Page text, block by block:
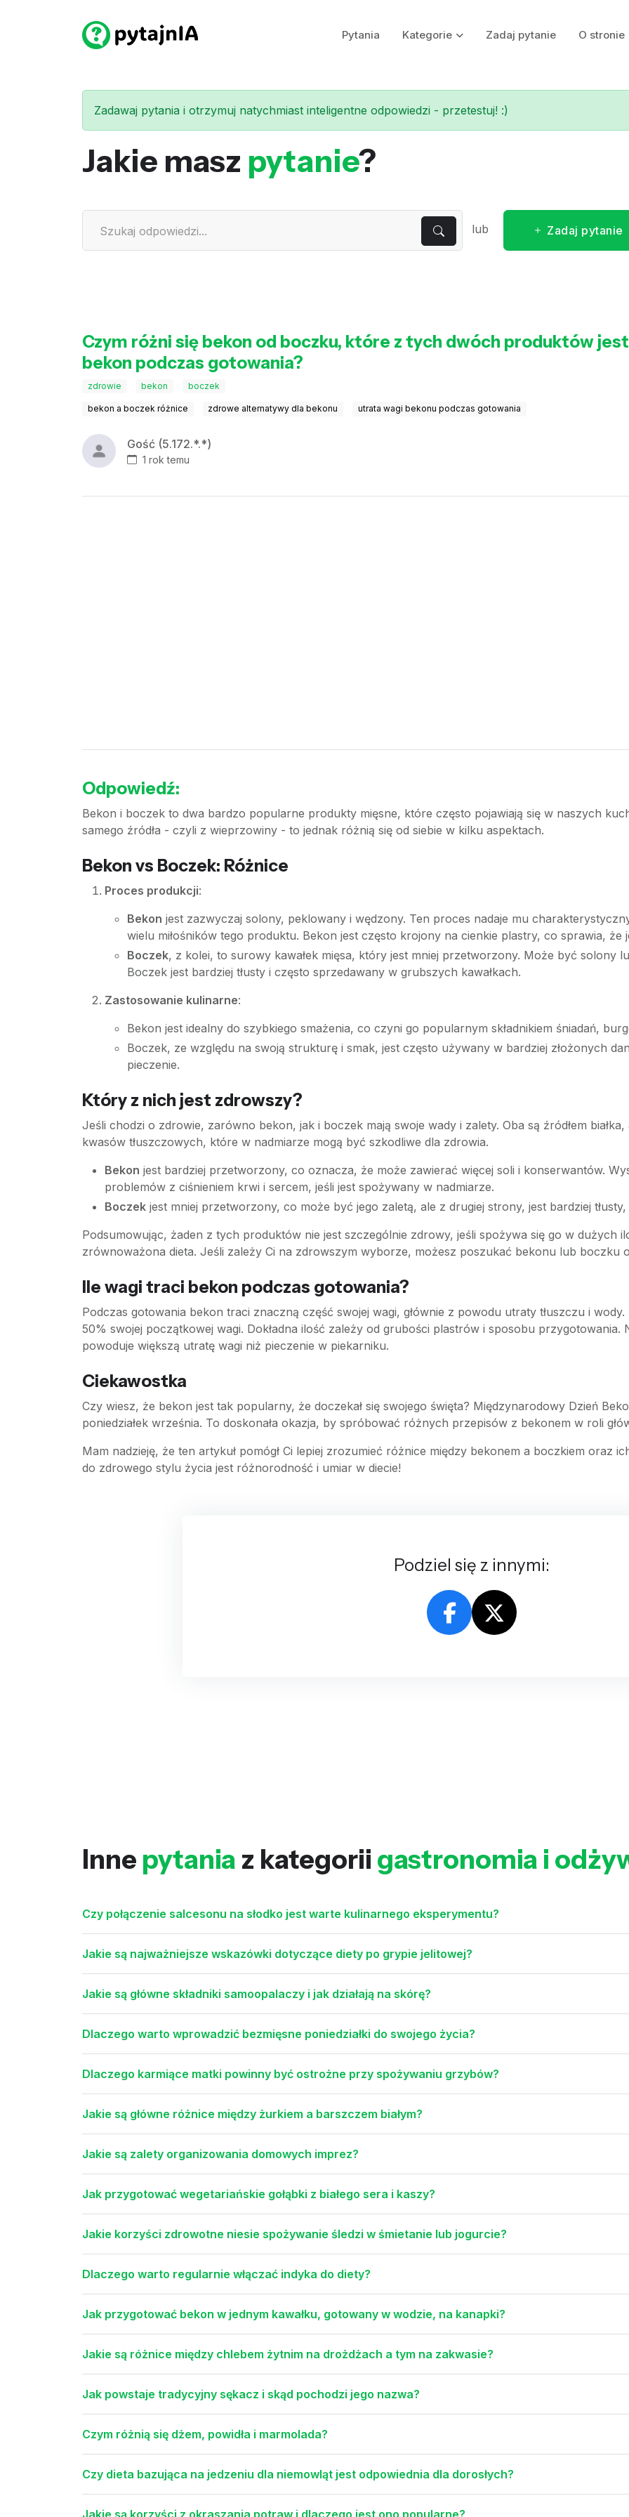
Pytania Kategorie Zadaj pytanie O stronie
Zadawaj pytania i otrzymuj natychmiast inteligentne odpowiedzi - przetestuj! :)
Jakie masz pytanie?
lub Zadaj pytanie
Czym różni się bekon od boczku, które z tych dwóch produktów
bekon podczas gotowania?
zdrowie bekon boczek
bekon a boczek różnice zdrowe alternatywy dla bekonu utrata wagi bekonu podczas gotowania
Gość (5.172.*.*)
1 rok temu
Odpowiedź:
Bekon i boczek to dwa bardzo popularne produkty mięsne, które często pojawiają się w naszych
samego źródła - czyli z wieprzowiny - to jednak różnią się od siebie w kilku aspektach.
Bekon vs Boczek: Różnice
Proces produkcji:
Bekon jest zazwyczaj solony, peklowany i wędzony. Ten proces nadaje mu
wielu miłośników tego produktu. Bekon jest często krojony na cienkie plastry, co sprawia, że
Boczek, z kolei, to surowy kawałek mięsa, który jest mniej przetworzony. Może być solony
Boczek jest bardziej tłusty i często sprzedawany w grubszych kawałkach.
Zastosowanie kulinarne:
Bekon jest idealny do szybkiego smażenia, co czyni go popularnym składnikiem śniadań,
Boczek, ze względu na swoją strukturę i smak, jest często używany w bardziej złożonych
pieczenie.
Który z nich jest zdrowszy?
Jeśli chodzi o zdrowie, zarówno bekon, jak i boczek mają swoje wady i zalety. Oba są źródłem
kwasów tłuszczowych, które w nadmiarze mogą być szkodliwe dla zdrowia.
Bekon jest bardziej przetworzony, co oznacza, że może zawierać więcej soli i konserwantów.
problemów z ciśnieniem krwi i sercem, jeśli jest spożywany w nadmiarze.
Boczek jest mniej przetworzony, co może być jego zaletą, ale z drugiej strony, jest bardziej
Podsumowując, żaden z tych produktów nie jest szczególnie zdrowy, jeśli spożywa się go w dużych
zrównoważona dieta. Jeśli zależy Ci na zdrowszym wyborze, możesz poszukać bekonu lub boczku
Ile wagi traci bekon podczas gotowania?
Podczas gotowania bekon traci znaczną część swojej wagi, głównie z powodu utraty tłuszczu i
50% swojej początkowej wagi. Dokładna ilość zależy od grubości plastrów i sposobu przygotowania.
powoduje większą utratę wagi niż pieczenie w piekarniku.
Ciekawostka
Czy wiesz, że bekon jest tak popularny, że doczekał się swojego święta? Międzynarodowy Dzień
poniedziałek września. To doskonała okazja, by spróbować różnych przepisów z bekonem w roli
Mam nadzieję, że ten artykuł pomógł Ci lepiej zrozumieć różnice między bekonem a boczkiem oraz
do zdrowego stylu życia jest różnorodność i umiar w diecie!
Podziel się z innymi:
Inne pytania z kategorii gastronomia i
Czy połączenie salcesonu na słodko jest warte kulinarnego eksperymentu?
Jakie są najważniejsze wskazówki dotyczące diety po grypie jelitowej?
Jakie są główne składniki samoopalaczy i jak działają na skórę?
Dlaczego warto wprowadzić bezmięsne poniedziałki do swojego życia?
Dlaczego karmiące matki powinny być ostrożne przy spożywaniu grzybów?
Jakie są główne różnice między żurkiem a barszczem białym?
Jakie są zalety organizowania domowych imprez?
Jak przygotować wegetariańskie gołąbki z białego sera i kaszy?
Jakie korzyści zdrowotne niesie spożywanie śledzi w śmietanie lub jogurcie?
Dlaczego warto regularnie włączać indyka do diety?
Jak przygotować bekon w jednym kawałku, gotowany w wodzie, na kanapki?
Jakie są różnice między chlebem żytnim na drożdżach a tym na zakwasie?
Jak powstaje tradycyjny sękacz i skąd pochodzi jego nazwa?
Czym różnią się dżem, powidła i marmolada?
Czy dieta bazująca na jedzeniu dla niemowląt jest odpowiednia dla dorosłych?
Jakie są korzyści z okraszania potraw i dlaczego jest ono popularne?